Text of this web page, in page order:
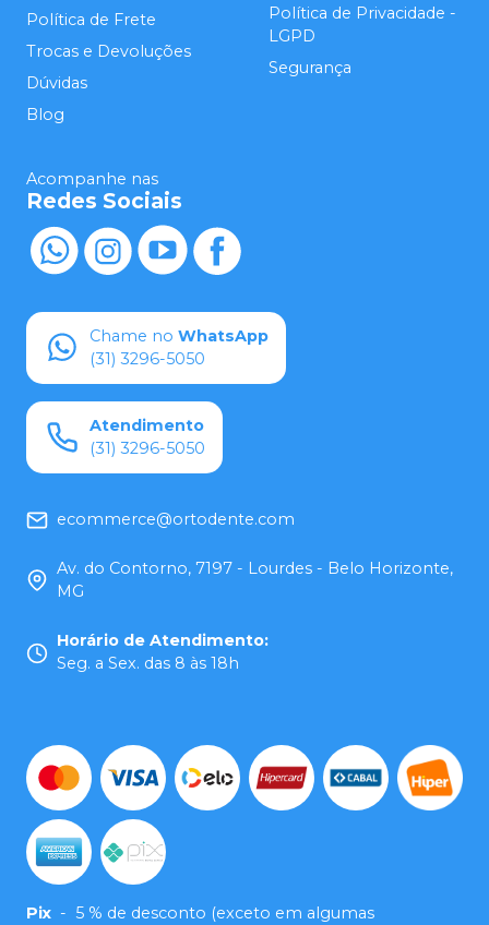
Política de Frete
Trocas e Devoluções
Dúvidas
Blog
Política de Privacidade -
LGPD
Segurança
Acompanhe nas
Redes Sociais
Chame no WhatsApp
(31) 3296-5050
Atendimento
(31) 3296-5050
ecommerce@ortodente.com
Av. do Contorno, 7197 - Lourdes - Belo Horizonte,
MG
Horário de Atendimento:
Seg. a Sex. das 8 às 18h
Pix - 5 % de desconto (exceto em algumas